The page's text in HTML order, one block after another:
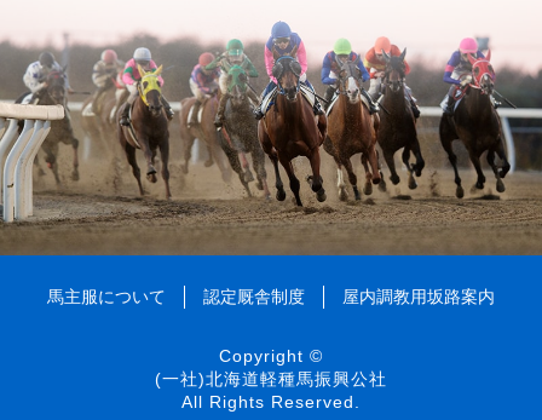
2004年06月
2004年05月
2004年04月
2004年03月
2004年02月
2004年01月
2003年07月
2003年06月
2003年05月
2003年04月
2003年01月
馬主服について 認定厩舎制度 屋内調教用坂路案内
Copyright ©
(一社)北海道軽種馬振興公社
All Rights Reserved.